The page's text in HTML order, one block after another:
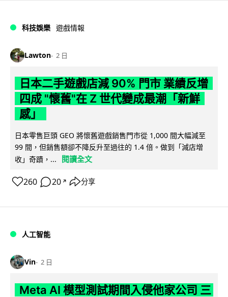
科技娛樂 遊戲情報
Lawton 2 日
日本二手遊戲店減 90% 門市 業績反增
四成 "懷舊"在 Z 世代變成最潮「新鮮
感」
日本零售巨頭 GEO 將懷舊遊戲銷售門市從 1,000 間大幅減至
99 間，但銷售額卻不降反升至過往的 1.4 倍。做到「減店增
收」奇蹟，...
閱讀全文
260 20 ↗ 分享
人工智能
Vin 2 日
Meta AI 模型測試期間入侵他家公司 三